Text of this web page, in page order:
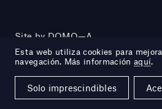
Site by DOMO—A
Esta web utiliza cookies para
navegación. Más información aquí.
Solo imprescindibles